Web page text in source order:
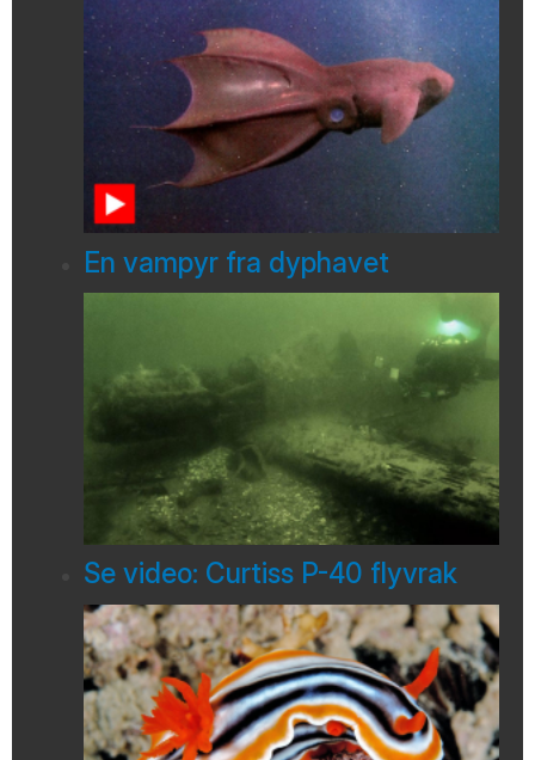
En vampyr fra dyphavet
Se video: Curtiss P-40 flyvrak